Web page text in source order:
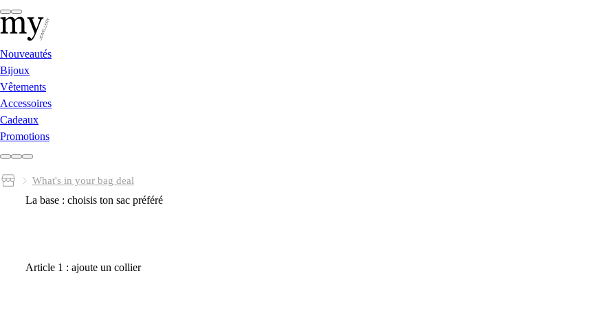
Nouveautés
Bijoux
Vêtements
Accessoires
Cadeaux
Promotions
What's in your bag deal
La base : choisis ton sac préféré
Article 1 : ajoute un collier